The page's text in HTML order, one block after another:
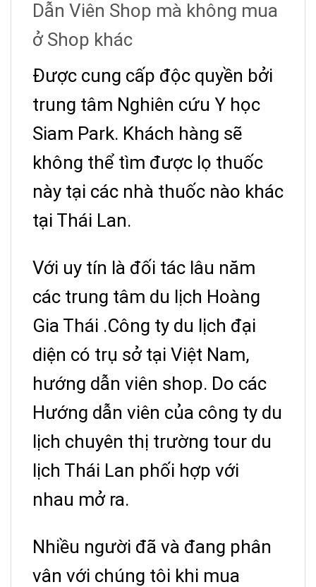
Dẫn Viên Shop mà không mua
ở Shop khác
Được cung cấp độc quyền bởi
trung tâm Nghiên cứu Y học
Siam Park. Khách hàng sẽ
không thể tìm được lọ thuốc
này tại các nhà thuốc nào khác
tại Thái Lan.
Với uy tín là đối tác lâu năm
các trung tâm du lịch Hoàng
Gia Thái .Công ty du lịch đại
diện có trụ sở tại Việt Nam,
hướng dẫn viên shop. Do các
Hướng dẫn viên của công ty du
lịch chuyên thị trường tour du
lịch Thái Lan phối hợp với
nhau mở ra.
Nhiều người đã và đang phân
vân với chúng tôi khi mua